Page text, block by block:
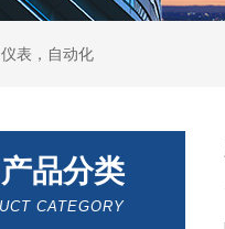
表，自动化
产品分类
CATEGORY